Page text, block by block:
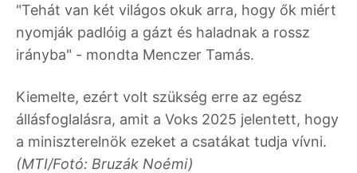
"Tehát van két világos okuk arra, hogy ők miért
nyomják padlóig a gázt és haladnak a rossz
irányba" - mondta Menczer Tamás.
Kiemelte, ezért volt szükség erre az egész
állásfoglalásra, amit a Voks 2025 jelentett, hogy
a miniszterelnök ezeket a csatákat tudja vívni.
(MTI/Fotó: Bruzák Noémi)